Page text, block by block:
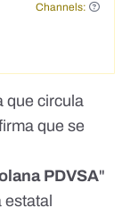
Channels:
que circula
que se
PDVSA"